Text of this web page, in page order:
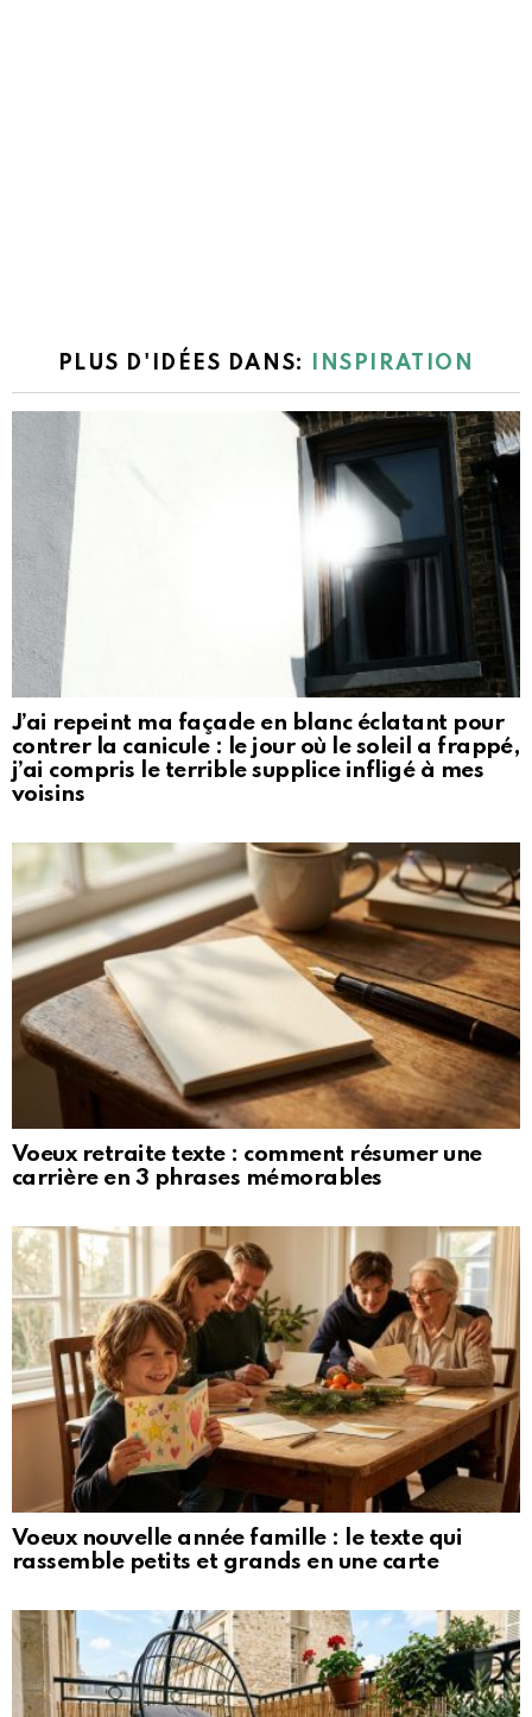
PLUS D'IDÉES DANS: INSPIRATION
J’ai repeint ma façade en blanc éclatant pour
contrer la canicule : le jour où le soleil a frappé,
j’ai compris le terrible supplice infligé à mes
voisins
Voeux retraite texte : comment résumer une
carrière en 3 phrases mémorables
Voeux nouvelle année famille : le texte qui
rassemble petits et grands en une carte